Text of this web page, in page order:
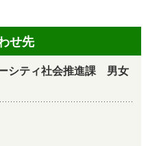
せ先
シティ社会推進課 男女